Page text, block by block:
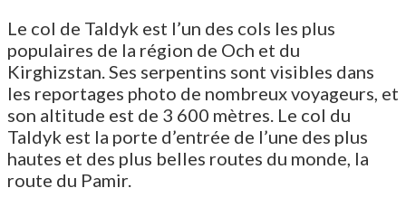
Le col de Taldyk est l’un des cols les plus
populaires de la région de Och et du
Kirghizstan. Ses serpentins sont visibles dans
les reportages photo de nombreux voyageurs, et
son altitude est de 3 600 mètres. Le col du
Taldyk est la porte d’entrée de l’une des plus
hautes et des plus belles routes du monde, la
route du Pamir.